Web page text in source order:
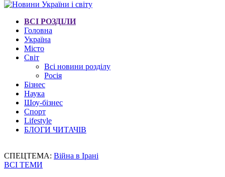
ВСІ РОЗДІЛИ
Головна
Україна
Місто
Світ
Всі новини розділу
Росія
Бізнес
Наука
Шоу-бізнес
Спорт
Lifestyle
БЛОГИ ЧИТАЧІВ
СПЕЦТЕМА: Війна в Ірані
ВСІ ТЕМИ